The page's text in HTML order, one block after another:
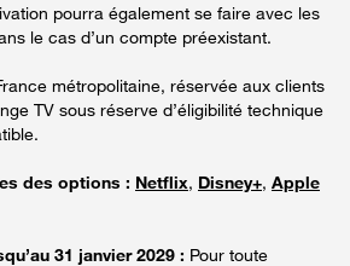
pourra également se faire avec les
le cas d’un compte préexistant.
métropolitaine, réservée aux clients
TV sous réserve d’éligibilité technique
des options : Netflix, Disney+, Apple
31 janvier 2029 : Pour toute